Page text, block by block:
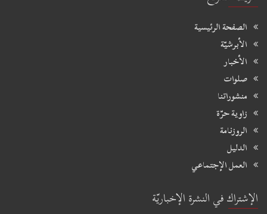
الصفحة الرئيسية
الأبرشيّة
الأخبار
صلوات
منشوراتنا
زاوية حرّة
الروزنامة
الدليل
العمل الإجتماعي
الإشتراك في النشرة الإخباريّة